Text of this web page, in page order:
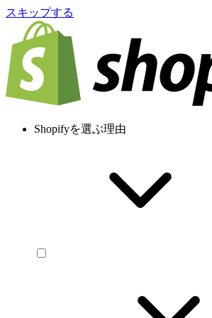
スキップする
Shopifyを選ぶ理由